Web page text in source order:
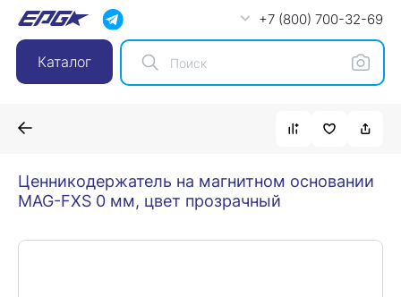
+7 (800) 700-32-69
Каталог
Ценникодержатель на магнитном основании
MAG-FXS 0 мм, цвет прозрачный